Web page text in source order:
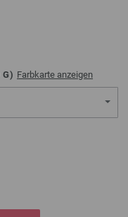
G) Farbkarte anzeigen